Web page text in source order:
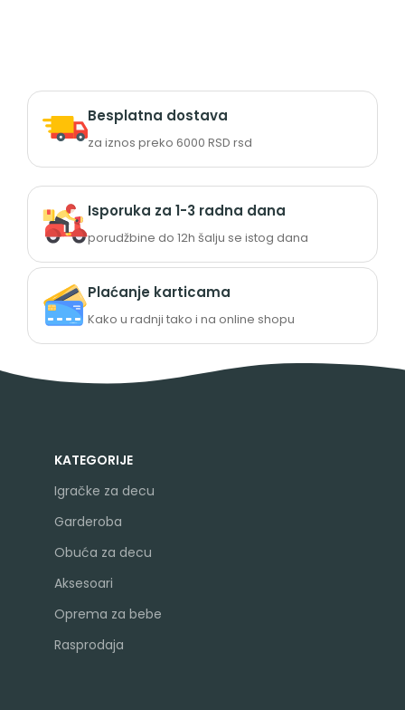
Besplatna dostava
za iznos preko 6000 RSD rsd
Isporuka za 1-3 radna dana
porudžbine do 12h šalju se istog dana
Plaćanje karticama
Kako u radnji tako i na online shopu
KATEGORIJE
Igračke za decu
Garderoba
Obuća za decu
Aksesoari
Oprema za bebe
Rasprodaja